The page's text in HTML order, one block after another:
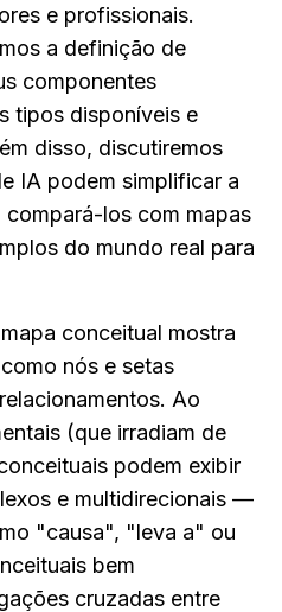
e profissionais.
a definição de
componentes
tipos disponíveis e
disso, discutiremos
IA podem simplificar a
compará-los com mapas
do mundo real para
conceitual mostra
nós e setas
Ao
(que irradiam de
podem exibir
e multidirecionais —
"causa", "leva a" ou
bem
cruzadas entre